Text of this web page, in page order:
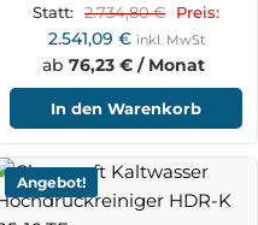
Statt: 2.734,80€ Preis:
2.541,09 € inkl. MwSt
ab 76,23 € / Monat
In den Warenkorb
Angebot!